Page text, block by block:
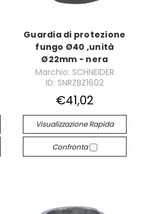
Guardia di protezione
fungo Ø40 ,unità
Ø22mm - nera
Marchio: SCHNEIDER
ID: SNRZBZ1602
€41,02
Visualizzazione Rapida
Confronta